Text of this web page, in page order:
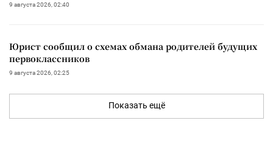
9 августа 2026, 02:40
Юрист сообщил о схемах обмана родителей будущих
первоклассников
9 августа 2026, 02:25
Показать ещё